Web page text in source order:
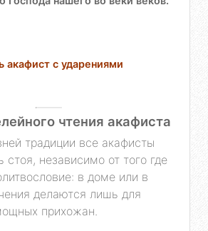
акафист с ударениями
чтения акафиста
традиции все акафисты
стоя, независимо от того где
в доме или в
делаются лишь для
прихожан.